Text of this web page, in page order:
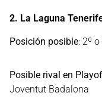
2. La Laguna
Posición posible: 2º o
Posible rival en
Joventut Badalona